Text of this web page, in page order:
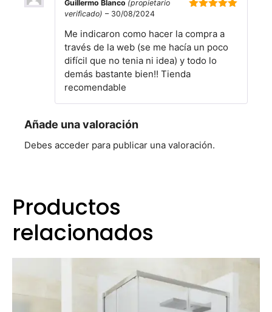
Guillermo Blanco (propietario
verificado) – 30/08/2024
Me indicaron como hacer la compra a
través de la web (se me hacía un poco
difícil que no tenia ni idea) y todo lo
demás bastante bien!! Tienda
recomendable
Añade una valoración
Debes acceder para publicar una valoración.
Productos
relacionados